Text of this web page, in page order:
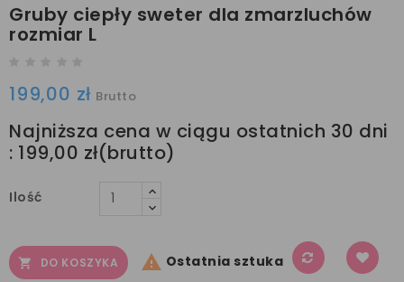
Gruby ciepły sweter dla zmarzluchów
rozmiar L
199,00 zł
Najniższa cena w ciągu ostatnich 30 dni
: 199,00 zł
Brutto
Ilość
 DO KOSZYKA  Ostatnia sztuka